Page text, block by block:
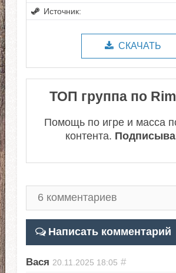
Источник:
СКАЧАТЬ
ТОП группа по
Помощь по игре и масса
контента.
Написать комментарий
Вася 20.11.2025 18:05 #